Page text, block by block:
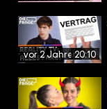
vor 2 Jahren20:10